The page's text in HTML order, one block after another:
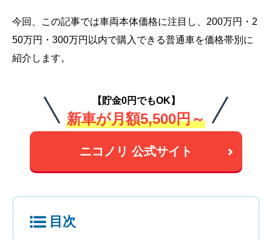
今回、この記事では車両本体価格に注目し、200万円・2
50万円・300万円以内で購入できる普通車を価格帯別に
紹介します。
【貯金0円でもOK】
新車が月額5,500円～
ニコノリ 公式サイト
目次